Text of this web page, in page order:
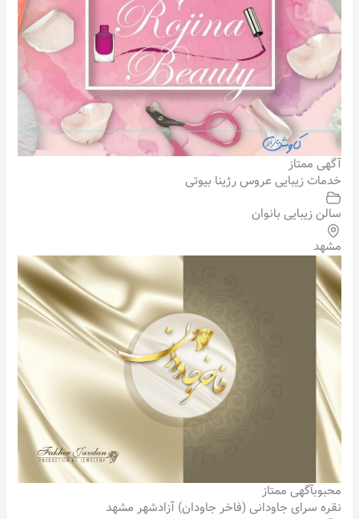
آگهی ممتاز
خدمات زیبایی عروس رژینا بیوتی
سالن زیبایی بانوان
مشهد
محبوبآگهی ممتاز
نقره سرای جاودانی (فاخر جاودان) آزادشهر مشهد